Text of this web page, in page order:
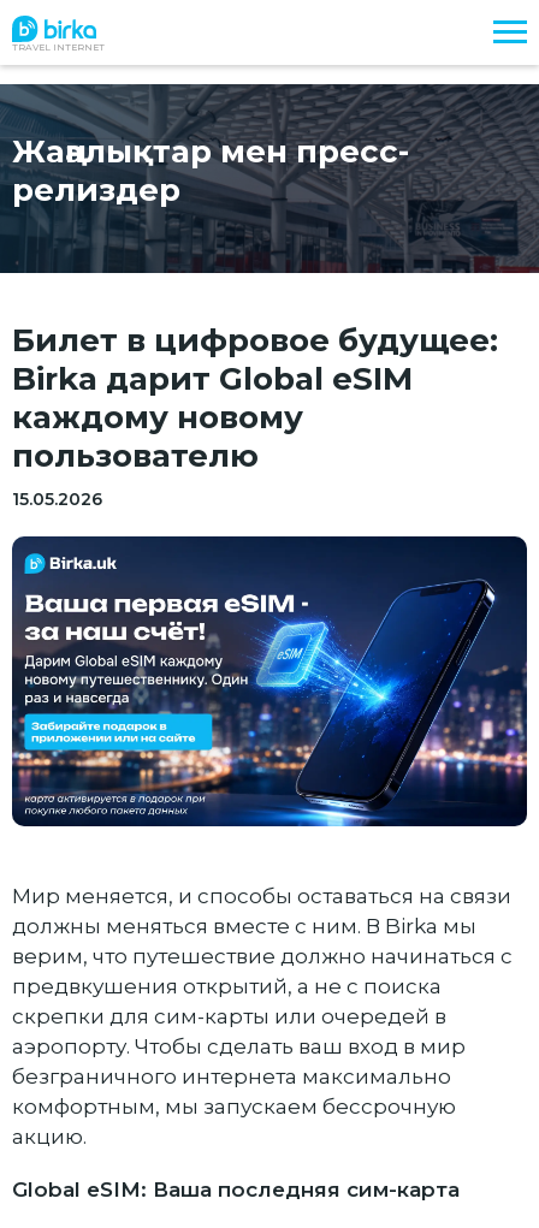
TRAVEL INTERNET
Жаңалықтар мен пресс-
релиздер
Билет в цифровое будущее:
Birka дарит Global eSIM
каждому новому
пользователю
15.05.2026
Мир меняется, и способы оставаться на связи
должны меняться вместе с ним. В Birka мы
верим, что путешествие должно начинаться с
предвкушения открытий, а не с поиска
скрепки для сим-карты или очередей в
аэропорту. Чтобы сделать ваш вход в мир
безграничного интернета максимально
комфортным, мы запускаем бессрочную
акцию.
Global eSIM: Ваша последняя сим-карта